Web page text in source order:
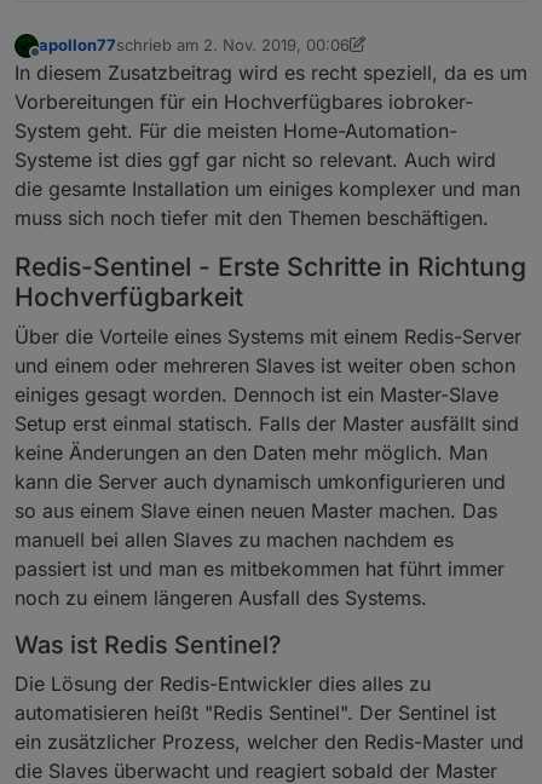
Offline
apollon77schrieb am 2. Nov. 2019, 00:06
zuletzt editiert von apollon7711. Feb. 2019, 01:19
In diesem Zusatzbeitrag wird es recht speziell, da es um
Vorbereitungen für ein Hochverfügbares iobroker-
System geht. Für die meisten Home-Automation-
Systeme ist dies ggf gar nicht so relevant. Auch wird
die gesamte Installation um einiges komplexer und man
muss sich noch tiefer mit den Themen beschäftigen.
Redis-Sentinel - Erste Schritte in Richtung
Hochverfügbarkeit
Über die Vorteile eines Systems mit einem Redis-Server
und einem oder mehreren Slaves ist weiter oben schon
einiges gesagt worden. Dennoch ist ein Master-Slave
Setup erst einmal statisch. Falls der Master ausfällt sind
keine Änderungen an den Daten mehr möglich. Man
kann die Server auch dynamisch umkonfigurieren und
so aus einem Slave einen neuen Master machen. Das
manuell bei allen Slaves zu machen nachdem es
passiert ist und man es mitbekommen hat führt immer
noch zu einem längeren Ausfall des Systems.
Was ist Redis Sentinel?
Die Lösung der Redis-Entwickler dies alles zu
automatisieren heißt "Redis Sentinel". Der Sentinel ist
ein zusätzlicher Prozess, welcher den Redis-Master und
die Slaves überwacht und reagiert sobald der Master